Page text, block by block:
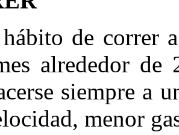
de correr
alrededor
siempre a
menor